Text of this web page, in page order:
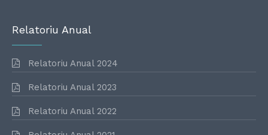
Relatoriu Anual
Relatoriu Anual 2024
Relatoriu Anual 2023
Relatoriu Anual 2022